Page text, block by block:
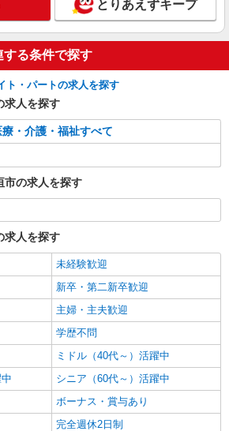
垣市
詳細を見る
垣＞デイサービスSTAFF＊16時退社も
！子育て世代活躍中
垣市
向けマンションで見守り・食事配膳など
垣市＊。日払可
給1500円〜2125円 ＜日払い有/週払い有/交
全支給(ガソリン代含む)＞
詳細を見る
とりあえずキープ
する条件で探す
ト・パートの求人を探す
求人を探す
療・介護・福祉すべて
市の求人を探す
求人を探す
未経験歓迎
新卒・第二新卒歓迎
主婦・主夫歓迎
学歴不問
ミドル（40代～）活躍中
シニア（60代～）活躍中
ボーナス・賞与あり
完全週休2日制